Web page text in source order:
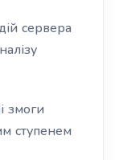
сервера
змоги
ступенем